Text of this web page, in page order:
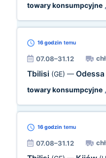
towary konsumpcyjne
16 godzin temu
07.08–31.12
Tbilisi (GE) — Odessa
towary konsumpcyjne
16 godzin temu
07.08–31.12